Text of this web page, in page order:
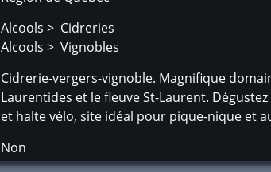
Alcools > Cidreries
Alcools > Vignobles
Cidrerie-vergers-vignoble. Magnifique
Laurentides et le fleuve St-Laurent.
et halte vélo, site idéal pour pique-nique et
Non